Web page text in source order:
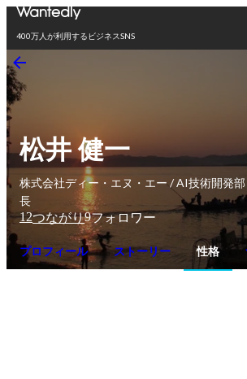
400万人が利用するビジネスSNS
松井 健一
株式会社ディー・エヌ・エー / AI技術開発部
長
12つながり9フォロワー
プロフィール ストーリー 性格